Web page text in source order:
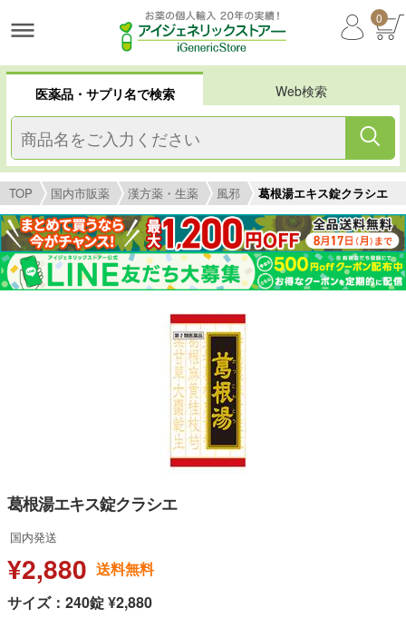
0
医薬品・サプリ名で検索 Web検索
TOP 国内市販薬 漢方薬・生薬 風邪 葛根湯エキス錠クラシエ
葛根湯エキス錠クラシエ
国内発送
¥2,880 送料無料
サイズ：240錠 ¥2,880